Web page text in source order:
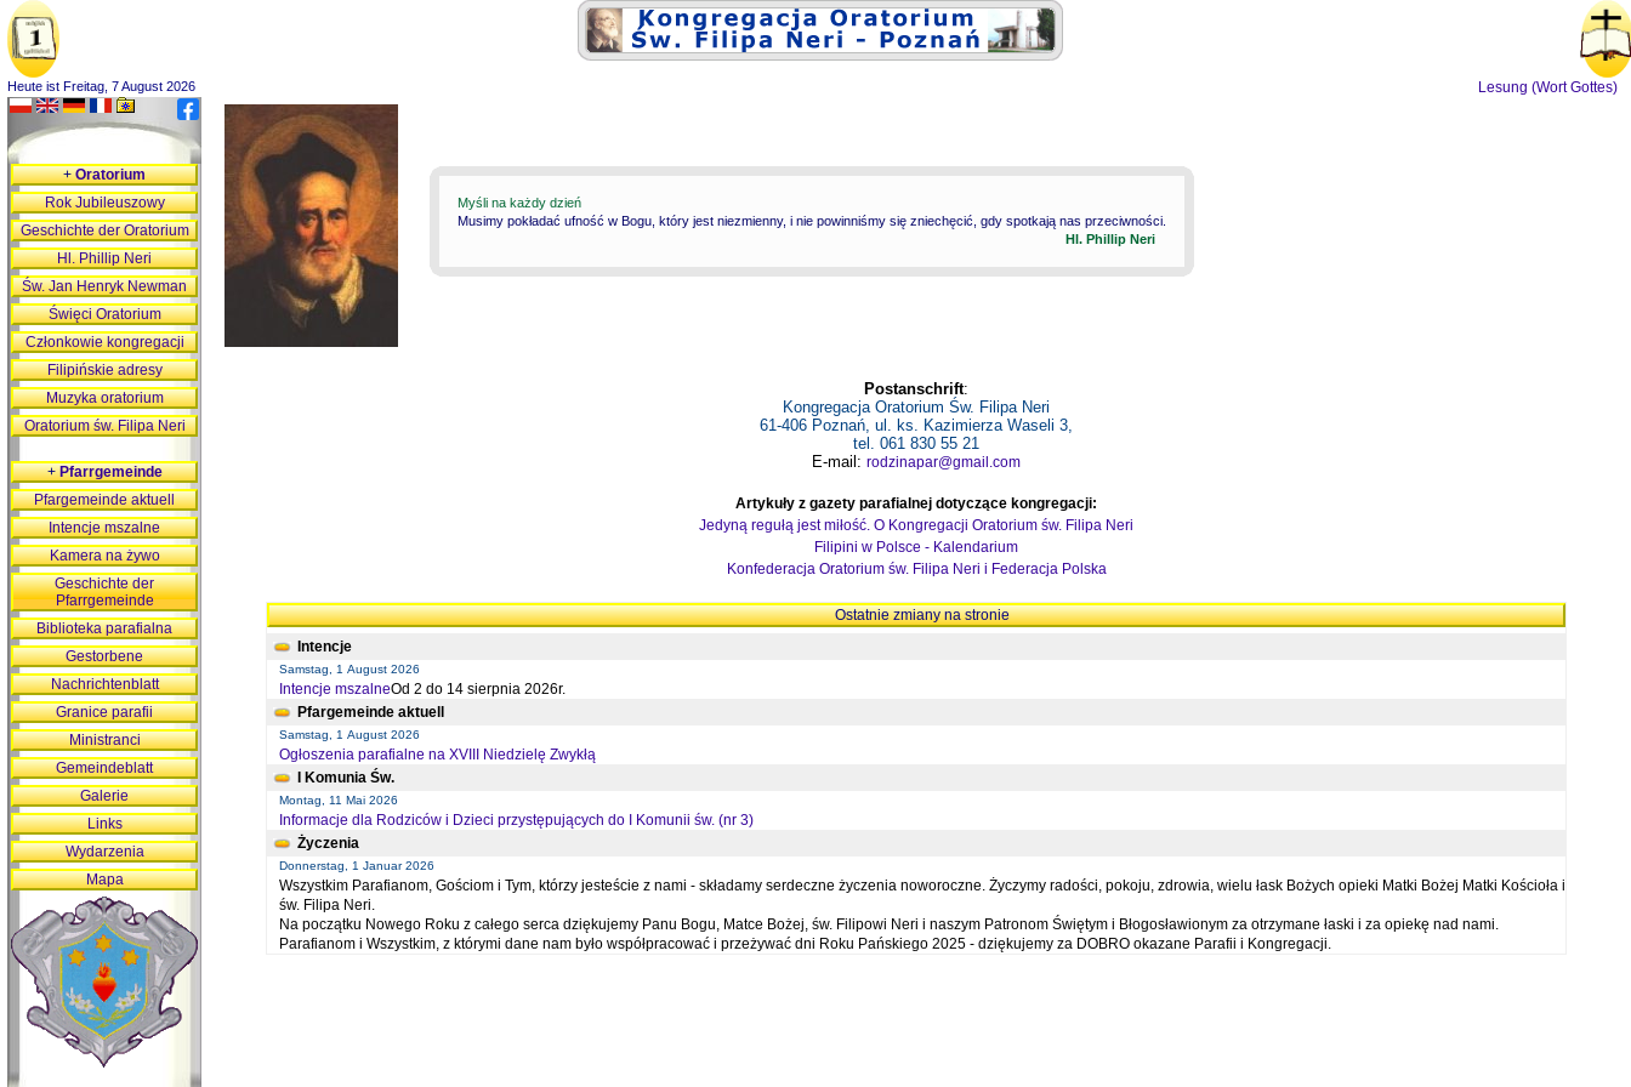
Heute ist Freitag, 7 August 2026 Lesung (Wort Gottes)
Myśli na każdy dzień
Musimy pokładać ufność w Bogu, który jest niezmienny, i nie powinniśmy się zniechęcić, gdy spotkają nas przeciwności.
Hl. Phillip Neri
Postanschrift:
Kongregacja Oratorium Św. Filipa Neri
61-406 Poznań, ul. ks. Kazimierza Waseli 3,
tel. 061 830 55 21
E-mail: rodzinapar@gmail.com
Artykuły z gazety parafialnej dotyczące kongregacji:
Jedyną regułą jest miłość. O Kongregacji Oratorium św. Filipa Neri
Filipini w Polsce - Kalendarium
Konfederacja Oratorium św. Filipa Neri i Federacja Polska
Ostatnie zmiany na stronie
Intencje
Samstag, 1 August 2026
Intencje mszalneOd 2 do 14 sierpnia 2026r.
Pfargemeinde aktuell
Samstag, 1 August 2026
Ogłoszenia parafialne na XVIII Niedzielę Zwykłą
I Komunia Św.
Montag, 11 Mai 2026
Informacje dla Rodziców i Dzieci przystępujących do I Komunii św. (nr 3)
Życzenia
Donnerstag, 1 Januar 2026
Wszystkim Parafianom, Gościom i Tym, którzy jesteście z nami - składamy serdeczne życzenia noworoczne. Życzymy radości, pokoju, zdrowia, wielu łask Bożych opieki Matki Bożej Matki Kościoła i
św. Filipa Neri.
Na początku Nowego Roku z całego serca dziękujemy Panu Bogu, Matce Bożej, św. Filipowi Neri i naszym Patronom Świętym i Błogosławionym za otrzymane łaski i za opiekę nad nami.
Parafianom i Wszystkim, z którymi dane nam było współpracować i przeżywać dni Roku Pańskiego 2025 - dziękujemy za DOBRO okazane Parafii i Kongregacji.
+Oratorium
Rok Jubileuszowy
Geschichte der Oratorium
Hl. Phillip Neri
Św. Jan Henryk Newman
Święci Oratorium
Członkowie kongregacji
Filipińskie adresy
Muzyka oratorium
Oratorium św. Filipa Neri
+Pfarrgemeinde
Pfargemeinde aktuell
Intencje mszalne
Kamera na żywo
Geschichte der
Pfarrgemeinde
Biblioteka parafialna
Gestorbene
Nachrichtenblatt
Granice parafii
Ministranci
Gemeindeblatt
Galerie
Links
Wydarzenia
Mapa